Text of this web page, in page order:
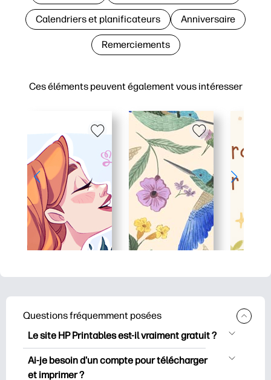
Ces éléments peuvent également vous intéresser
Calendriers et planificateurs Anniversaire
Remerciements
Questions fréquemment posées
Le site HP Printables est-il vraiment gratuit ?
HP Printables propose plus de 2500
documents imprimables gratuits à
Ai-je besoin d'un compte pour télécharger
et imprimer ?